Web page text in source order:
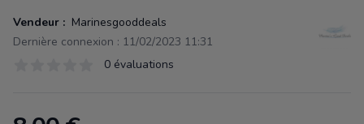
Vendeur : Marinesgooddeals
Dernière connexion : 11/02/2023 11:31
0 évaluations